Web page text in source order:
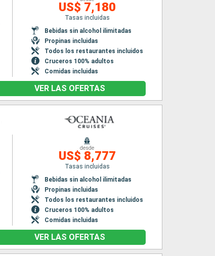
US$ 7,180
Tasas incluidas
Bebidas sin alcohol ilimitadas
Propinas incluidas
Todos los restaurantes incluidos
Cruceros 100% adultos
Comidas incluidas
VER LAS OFERTAS
desde
US$ 8,777
Tasas incluidas
Bebidas sin alcohol ilimitadas
Propinas incluidas
Todos los restaurantes incluidos
Cruceros 100% adultos
Comidas incluidas
VER LAS OFERTAS